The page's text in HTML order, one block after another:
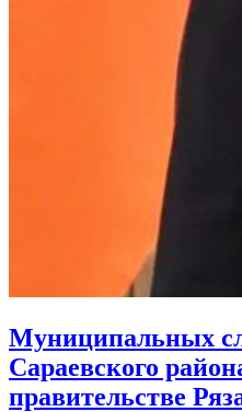
Муниципальных
Сараевского
правительстве